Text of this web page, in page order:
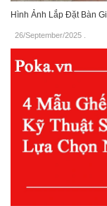
Hình Ảnh Lắp Đặt Bàn
26/September/2025 .